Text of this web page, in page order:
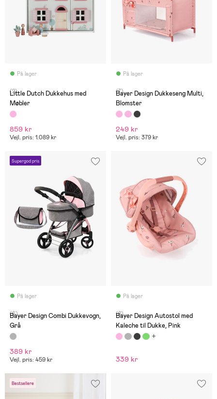
På lager
(2)
Little Dutch Dukkehus med
Møbler
859 kr
Vejl. pris: 1.089 kr
På lager
(7)
Bayer Design Dukkeseng Multi,
Blomster
249 kr
Vejl. pris: 379 kr
Supergod pris
På lager
(6)
Bayer Design Combi Dukkevogn,
Grå
389 kr
Vejl. pris: 459 kr
På lager
(8)
Bayer Design Autostol med
Kaleche til Dukke, Pink
339 kr
Bestsellere